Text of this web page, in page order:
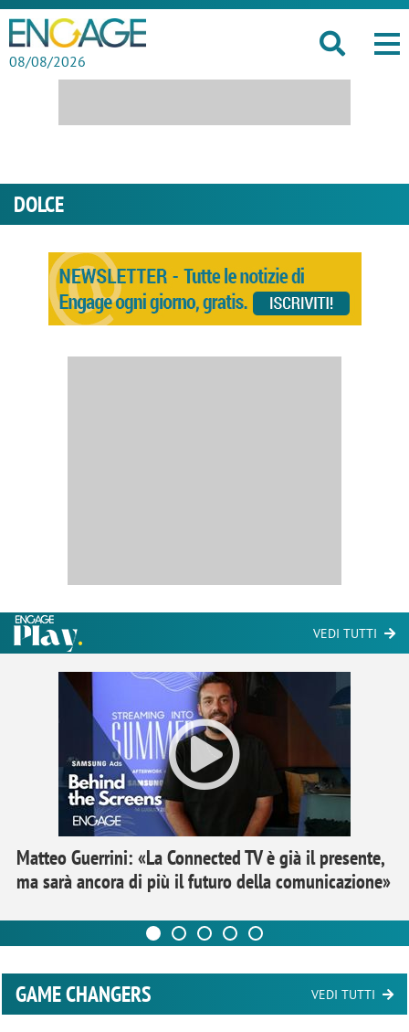
08/08/2026
DOLCE
VEDI TUTTI
Matteo Guerrini: «La Connected TV è già il presente,
ma sarà ancora di più il futuro della comunicazione»
GAME CHANGERS VEDI TUTTI